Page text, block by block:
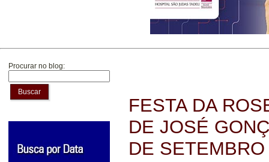
Procurar no blog:
Buscar
FESTA DA
DE JOSÉ
DE SETEMBRO